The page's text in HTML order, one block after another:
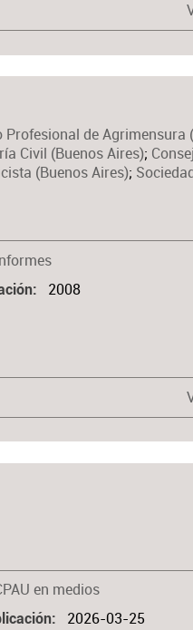
Profesional de Agrimensura
Civil (Buenos Aires);
(Buenos Aires);
2008
en medios
2026-03-25